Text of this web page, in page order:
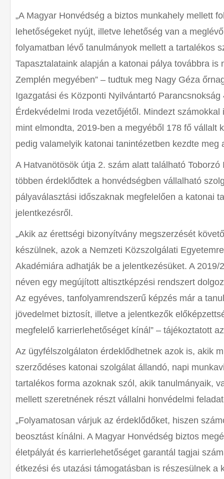
„A Magyar Honvédség a biztos munkahely mellett
lehetőségeket nyújt, illetve lehetőség van a
folyamatban lévő tanulmányok mellett a tartalékos
Tapasztalataink alapján a katonai pálya továbbra is
Zemplén megyében” – tudtuk meg Nagy Géza
Igazgatási és Központi Nyilvántartó
Érdekvédelmi Iroda vezetőjétől. Mindezt
mint elmondta, 2019-ben a megyéből 178 fő vállalt
pedig valamelyik katonai tanintézetben kezdte meg
A Hatvanötösök útja 2. szám alatt található
többen érdeklődtek a honvédségben vállalható
pályaválasztási időszaknak megfelelően a katonai
jelentkezésről.
„Akik az érettségi bizonyítvány megszerzését
készülnek, azok a Nemzeti Közszolgálati
Akadémiára adhatják be a jelentkezésüket. A 2019/
néven egy megújított altisztképzési rendszert
Az egyéves, tanfolyamrendszerű képzés már a
jövedelmet biztosít, illetve a jelentkezők
megfelelő karrierlehetőséget kínál” – tájékoztatott
Az ügyfélszolgálaton érdeklődhetnek azok is, akik
szerződéses katonai szolgálat állandó, napi
tartalékos forma azoknak szól, akik tanulmányaik,
mellett szeretnének részt vállalni honvédelmi
„Folyamatosan várjuk az érdeklődőket, hiszen
beosztást kínálni. A Magyar Honvédség biztos
életpályát és karrierlehetőséget garantál tagjai
étkezési és utazási támogatásban is részesülnek a